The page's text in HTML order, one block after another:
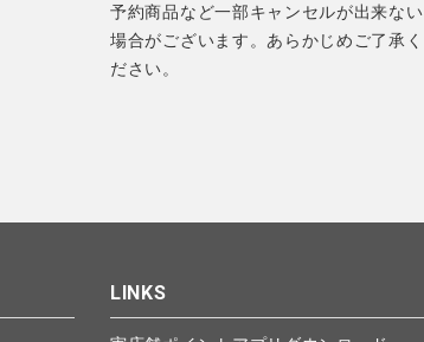
予約商品など一部キャンセルが出来ない
場合がございます。あらかじめご了承く
ださい。
LINKS